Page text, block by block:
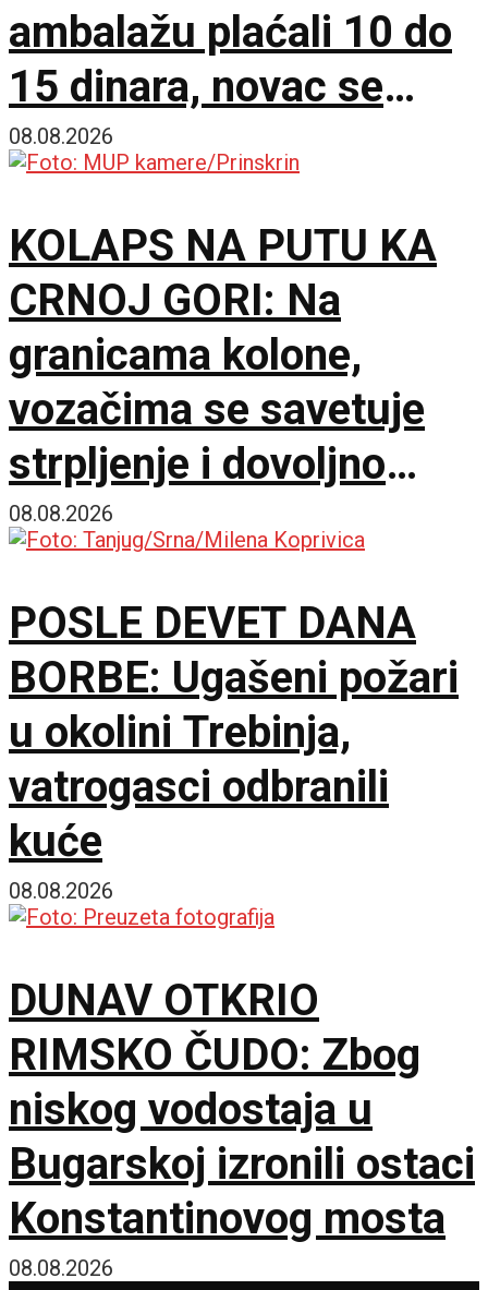
ambalažu plaćali 10 do
15 dinara, novac se
vraća nakon povratka
08.08.2026
KOLAPS NA PUTU KA
CRNOJ GORI: Na
granicama kolone,
vozačima se savetuje
strpljenje i dovoljno
vode
08.08.2026
POSLE DEVET DANA
BORBE: Ugašeni požari
u okolini Trebinja,
vatrogasci odbranili
kuće
08.08.2026
DUNAV OTKRIO
RIMSKO ČUDO: Zbog
niskog vodostaja u
Bugarskoj izronili ostaci
Konstantinovog mosta
08.08.2026